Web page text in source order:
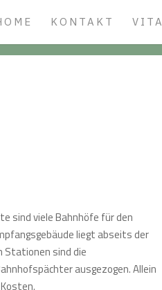
KONTAKT VITA
sind viele Bahnhöfe für den
liegt abseits der
Stationen sind die
ausgezogen. Allein